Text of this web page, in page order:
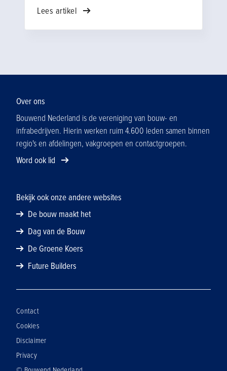
regionale en lokale initiatieven maakt het
beeld van onze sector.
Lees artikel
Over ons
Bouwend Nederland is de vereniging van bouw- en
infrabedrijven. Hierin werken ruim 4.600 leden samen binnen
regio's en afdelingen, vakgroepen en contactgroepen.
Word ook lid
Bekijk ook onze andere websites
De bouw maakt het
Dag van de Bouw
De Groene Koers
Future Builders
Contact
Cookies
Disclaimer
Privacy